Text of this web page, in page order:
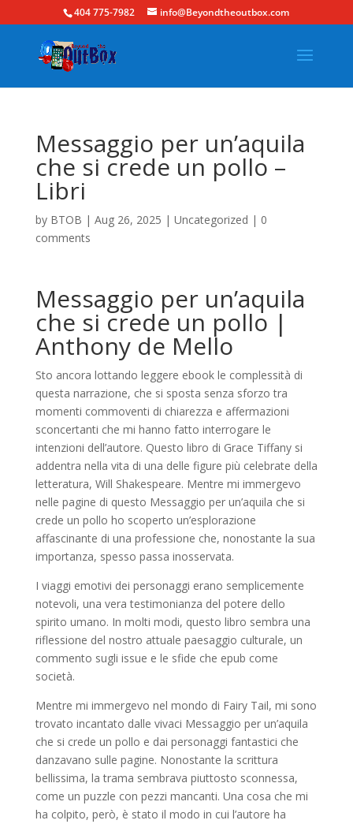
404 775-7982 info@Beyondtheoutbox.com
Messaggio per un’aquila
che si crede un pollo –
Libri
by BTOB | Aug 26, 2025 | Uncategorized | 0
comments
Messaggio per un’aquila
che si crede un pollo |
Anthony de Mello
Sto ancora lottando leggere ebook le complessità di
questa narrazione, che si sposta senza sforzo tra
momenti commoventi di chiarezza e affermazioni
sconcertanti che mi hanno fatto interrogare le
intenzioni dell’autore. Questo libro di Grace Tiffany si
addentra nella vita di una delle figure più celebrate della
letteratura, Will Shakespeare. Mentre mi immergevo
nelle pagine di questo Messaggio per un’aquila che si
crede un pollo ho scoperto un’esplorazione
affascinante di una professione che, nonostante la sua
importanza, spesso passa inosservata.
I viaggi emotivi dei personaggi erano semplicemente
notevoli, una vera testimonianza del potere dello
spirito umano. In molti modi, questo libro sembra una
riflessione del nostro attuale paesaggio culturale, un
commento sugli issue e le sfide che epub come
società.
Mentre mi immergevo nel mondo di Fairy Tail, mi sono
trovato incantato dalle vivaci Messaggio per un’aquila
che si crede un pollo e dai personaggi fantastici che
danzavano sulle pagine. Nonostante la scrittura
bellissima, la trama sembrava piuttosto sconnessa,
come un puzzle con pezzi mancanti. Una cosa che mi
ha colpito, però, è stato il modo in cui l’autore ha